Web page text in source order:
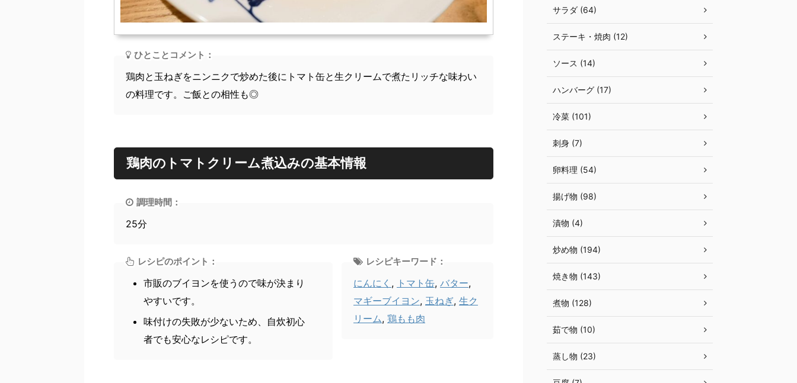
ひとことコメント：
鶏肉と玉ねぎをニンニクで炒めた後にトマト缶と生クリームで煮たリッチな味わい
の料理です。ご飯との相性も◎
鶏肉のトマトクリーム煮込みの基本情報
調理時間：
25分
レシピのポイント：
市販のブイヨンを使うので味が決まり
やすいです。
味付けの失敗が少ないため、自炊初心
者でも安心なレシピです。
レシピキーワード：
にんにく , トマト缶, バター,
マギーブイヨン, 玉ねぎ, 生ク
リーム, 鶏もも肉
サラダ (64)
ステーキ・焼肉 (12)
ソース (14)
ハンバーグ (17)
冷菜 (101)
刺身 (7)
卵料理 (54)
揚げ物 (98)
漬物 (4)
炒め物 (194)
焼き物 (143)
煮物 (128)
茹で物 (10)
蒸し物 (23)